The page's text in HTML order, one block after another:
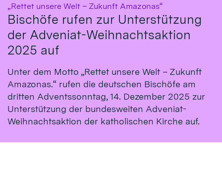
„Rettet unsere Welt – Zukunft Amazonas“
Bischöfe rufen zur Unterstützung
der Adveniat-Weihnachtsaktion
2025 auf
Unter dem Motto „Rettet unsere Welt – Zukunft
Amazonas.“ rufen die deutschen Bischöfe am
dritten Adventssonntag, 14. Dezember 2025 zur
Unterstützung der bundesweiten Adveniat-
Weihnachtsaktion der katholischen Kirche auf.